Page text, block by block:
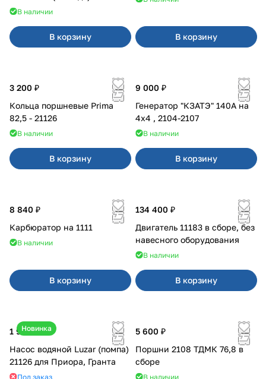
В наличии
В корзину В корзину
3 200 ₽
Кольца поршневые Prima
82,5 - 21126
В наличии
В корзину
9 000 ₽
Генератор "КЗАТЭ" 140А на
4x4 , 2104-2107
В наличии
В корзину
8 840 ₽
Карбюратор на 1111
В наличии
В корзину
134 400 ₽
Двигатель 11183 в сборе, без
навесного оборудования
В наличии
В корзину
Новинка
1 990 ₽
Насос водяной Luzar (помпа)
21126 для Приора, Гранта
Под заказ
5 600 ₽
Поршни 2108 ТДМК 76,8 в
сборе
В наличии